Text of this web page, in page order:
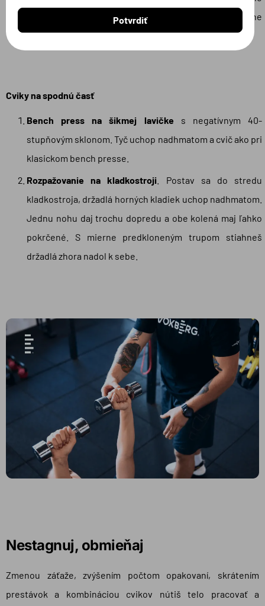
pokrčené. Záťaž pomaly spúšťaj, až kým necítiš mierne
napätie v prsných svaloch.
Cviky na spodnú časť
Bench press na šikmej lavičke s negatívnym 40-
stupňovým sklonom. Tyč uchop nadhmatom a cvič ako pri
klasickom bench presse.
Rozpažovanie na kladkostroji . Postav sa do stredu
kladkostroja, držadlá horných kladiek uchop nadhmatom.
Jednu nohu daj trochu dopredu a obe kolená maj ľahko
pokrčené. S mierne predkloneným trupom stiahneš
držadlá zhora nadol k sebe.
Nestagnuj, obmieňaj
Zmenou záťaže, zvýšením počtom opakovaní, skrátením
prestávok a kombináciou cvikov nútiš telo pracovať a
Potvrdiť